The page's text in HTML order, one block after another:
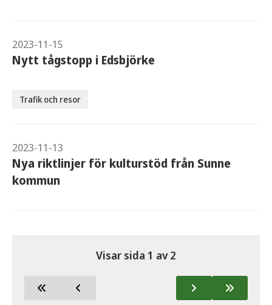
2023-11-15
Nytt tågstopp i Edsbjörke
Trafik och resor
2023-11-13
Nya riktlinjer för kulturstöd från Sunne
kommun
Visar sida 1 av2